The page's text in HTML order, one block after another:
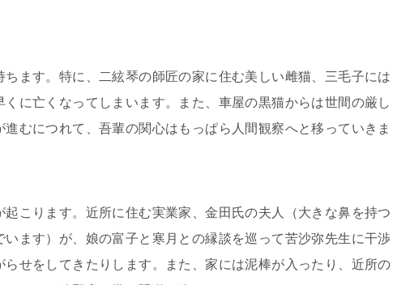
ます。特に、二絃琴の師匠の家に住む美しい雌猫、三毛子には
に亡くなってしまいます。また、車屋の黒猫からは世間の厳し
むにつれて、吾輩の関心はもっぱら人間観察へと移っていきま
こります。近所に住む実業家、金田氏の夫人（大きな鼻を持つ
ます）が、娘の富子と寒月との縁談を巡って苦沙弥先生に干渉
せをしてきたりします。また、家には泥棒が入ったり、近所の